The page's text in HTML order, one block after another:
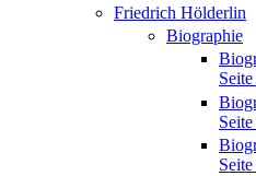
Friedrich Hölderlin
Biographie
Seite